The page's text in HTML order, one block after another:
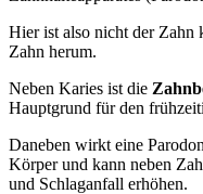
Hier ist also nicht der Zahn
Zahn herum.
Neben Karies ist die
Hauptgrund für den
Daneben wirkt eine
Körper und kann neben
und Schlaganfall erhöhen.